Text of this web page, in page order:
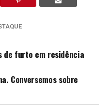
de furto em residência
Conversemos sobre